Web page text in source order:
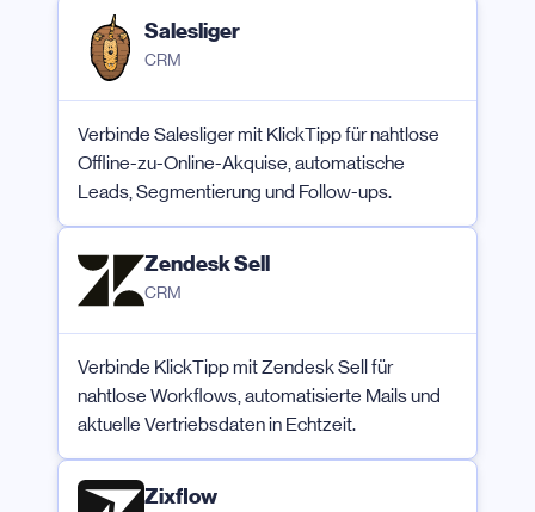
Salesliger
CRM
Verbinde Salesliger mit KlickTipp für nahtlose
Offline-zu-Online-Akquise, automatische
Leads, Segmentierung und Follow-ups.
Zendesk Sell
CRM
Verbinde KlickTipp mit Zendesk Sell für
nahtlose Workflows, automatisierte Mails und
aktuelle Vertriebsdaten in Echtzeit.
Zixflow